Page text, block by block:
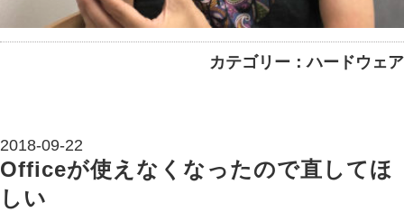
カテゴリー：ハードウェア
2018-09-22
Officeが使えなくなったので直してほ
しい